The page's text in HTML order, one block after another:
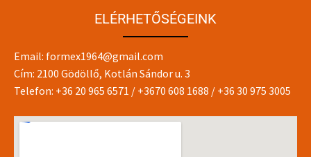
ELÉRHETŐSÉGEINK
Email: formex1964@gmail.com
Cím: 2100 Gödöllő, Kotlán Sándor u. 3
Telefon: +36 20 965 6571 / +3670 608 1688 / +36 30 975 3005